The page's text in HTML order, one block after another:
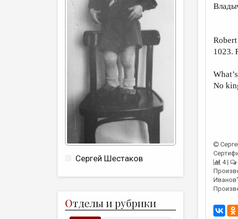
Сергей Шестаков
Отделы и рубрики
1023.
No
4 |
Иванов"]